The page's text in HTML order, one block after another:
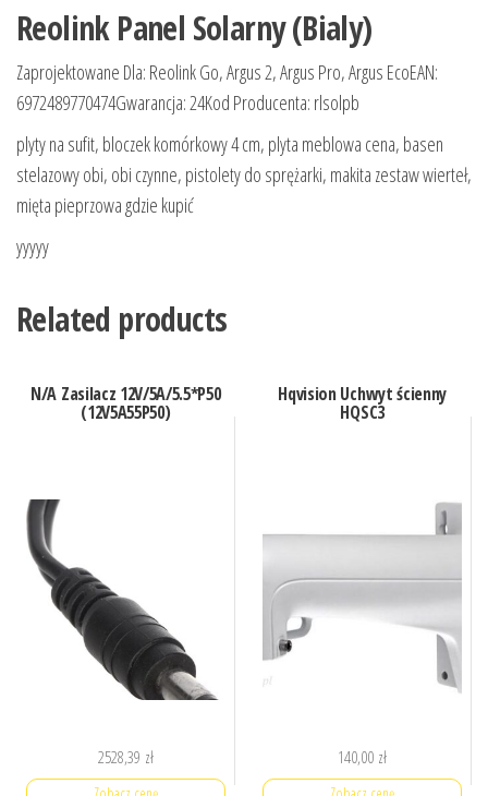
Reolink Panel Solarny (Bialy)
Zaprojektowane Dla: Reolink Go, Argus 2, Argus Pro, Argus EcoEAN:
6972489770474Gwarancja: 24Kod Producenta: rlsolpb
plyty na sufit, bloczek komórkowy 4 cm, plyta meblowa cena, basen
stelazowy obi, obi czynne, pistolety do sprężarki, makita zestaw wierteł,
mięta pieprzowa gdzie kupić
yyyyy
Related products
N/A Zasilacz 12V/5A/5.5*P50
(12V5A55P50)
2528,39 zł
Hqvision Uchwyt ścienny
HQSC3
140,00 zł